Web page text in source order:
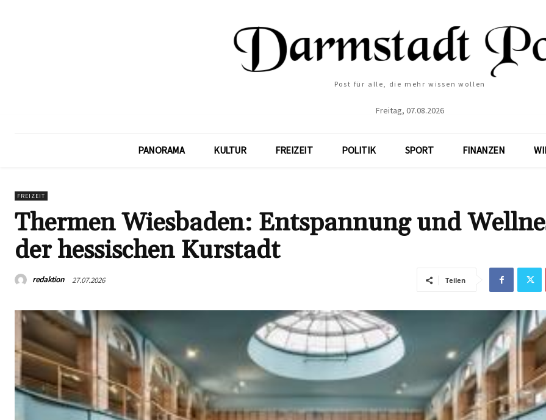
Post für alle, die mehr wissen wollen
Freitag, 07.08.2026
PANORAMA KULTUR FREIZEIT POLITIK SPORT FINANZEN
FREIZEIT
Thermen Wiesbaden: Entspannung und
der hessischen Kurstadt
redaktion 27.07.2026 Teilen